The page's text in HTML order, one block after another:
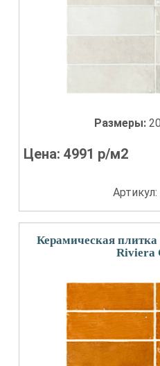
Размеры:
Цена:4991 р/м2
Керамическая
Riviera